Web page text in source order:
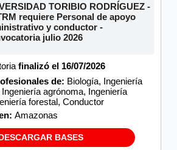
TORIBIO RODRÍGUEZ -
requiere Personal de apoyo
y conductor -
julio 2026
finalizó el 16/07/2026
de: Biología, Ingeniería
agrónoma, Ingeniería
forestal, Conductor
Amazonas
BASES